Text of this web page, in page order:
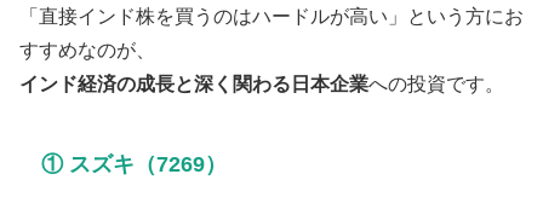
「直接インド株を買うのはハードルが高い」という方にお
すすめなのが、
インド経済の成長と深く関わる日本企業への投資です。
① スズキ（7269）